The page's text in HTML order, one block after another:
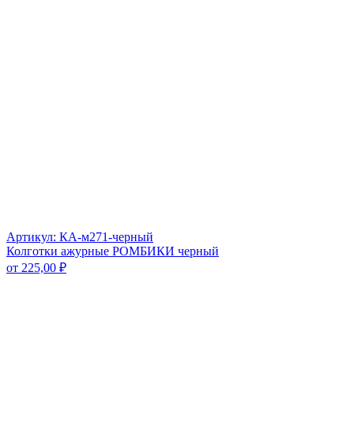
Артикул: КА-м271-черный
Колготки ажурные РОМБИКИ черный
от 225,00 ₽